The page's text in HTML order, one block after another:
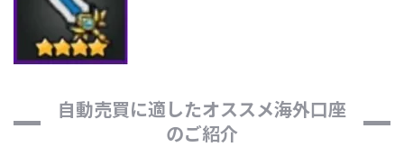
自動売買に適したオススメ海外口座
のご紹介